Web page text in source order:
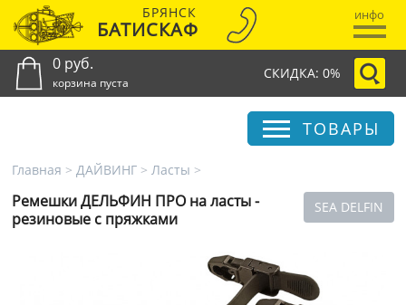
БРЯНСК
БАТИСКАФ
инфо
0 руб.
корзина пуста
СКИДКА: 0%
ТОВАРЫ
Главная > ДАЙВИНГ > Ласты >
SEA DELFIN
Ремешки ДЕЛЬФИН ПРО на ласты -
резиновые с пряжками